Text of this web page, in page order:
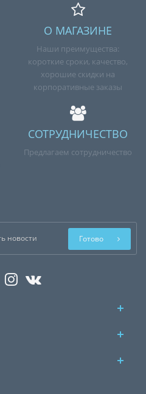
О МАГАЗИНЕ
Наши преимущества:
короткие сроки, качество,
хорошие скидки на
корпоративные заказы
СОТРУДНИЧЕСТВО
Предлагаем сотрудничество
Готово